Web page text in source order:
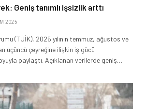
Geniş tanımlı işsizlik arttı
2025
(TÜİK), 2025 yılının temmuz, ağustos ve
üçüncü çeyreğine ilişkin iş gücü
paylaştı. Açıklanan verilerde geniş…